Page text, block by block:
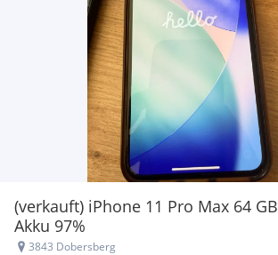
(verkauft) iPhone 11 Pro Max 64 GB
Akku 97%
3843 Dobersberg